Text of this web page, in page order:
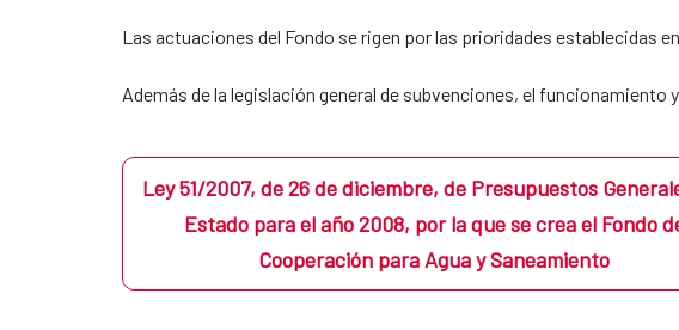
Las actuaciones del Fondo se rigen por las prioridades establecidas
Además de la legislación general de subvenciones, el
Ley 51/2007, de 26 de diciembre, de Presupuestos
Estado para el año 2008, por la que se crea el Fondo
Cooperación para Agua y Saneamiento